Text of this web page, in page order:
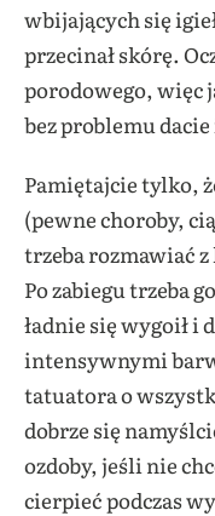
wbijających się
przecinał skórę.
porodowego, więc
bez problemu
Pamiętajcie tylko,
(pewne choroby,
trzeba rozmawiać z
Po zabiegu trzeba
ładnie się wygoił i
intensywnymi
tatuatora o
dobrze się
ozdoby, jeśli nie
cierpieć podczas